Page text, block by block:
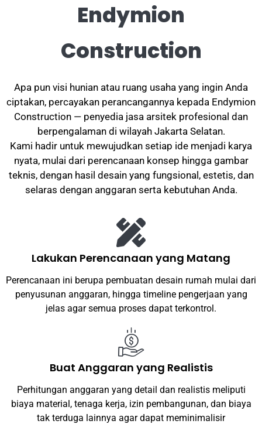
Endymion
Construction
Apa pun visi hunian atau ruang usaha yang ingin Anda
ciptakan, percayakan perancangannya kepada Endymion
Construction — penyedia jasa arsitek profesional dan
berpengalaman di wilayah Jakarta Selatan.
Kami hadir untuk mewujudkan setiap ide menjadi karya
nyata, mulai dari perencanaan konsep hingga gambar
teknis, dengan hasil desain yang fungsional, estetis, dan
selaras dengan anggaran serta kebutuhan Anda.
Lakukan Perencanaan yang Matang
Perencanaan ini berupa pembuatan desain rumah mulai dari
penyusunan anggaran, hingga timeline pengerjaan yang
jelas agar semua proses dapat terkontrol.
Buat Anggaran yang Realistis
Perhitungan anggaran yang detail dan realistis meliputi
biaya material, tenaga kerja, izin pembangunan, dan biaya
tak terduga lainnya agar dapat meminimalisir